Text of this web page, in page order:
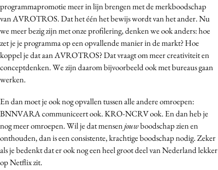
programmapromotie meer in lijn brengen met de merkboodschap
van AVROTROS. Dat het één het bewijs wordt van het ander. Nu
we meer bezig zijn met onze profilering, denken we ook anders: hoe
zet je je programma op een opvallende manier in de markt? Hoe
koppel je dat aan AVROTROS? Dat vraagt om meer creativiteit en
conceptdenken. We zijn daarom bijvoorbeeld ook met bureaus gaan
werken.
En dan moet je ook nog opvallen tussen alle andere omroepen:
BNNVARA communiceert ook. KRO-NCRV ook. En dan heb je
nog meer omroepen. Wil je dat mensenjouwboodschap zien en
onthouden, dan is een consistente, krachtige boodschap nodig. Zeker
als je bedenkt dat er ook nog een heel groot deel van Nederland lekker
op Netflix zit.